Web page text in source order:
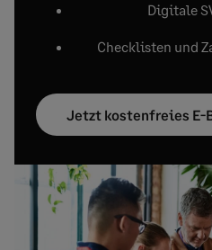
Digitale
Checklisten und
Jetzt kostenfreies E-